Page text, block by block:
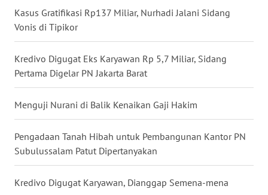
Kasus Gratifikasi Rp137 Miliar, Nurhadi Jalani Sidang
Vonis di Tipikor
Kredivo Digugat Eks Karyawan Rp 5,7 Miliar, Sidang
Pertama Digelar PN Jakarta Barat
Menguji Nurani di Balik Kenaikan Gaji Hakim
Pengadaan Tanah Hibah untuk Pembangunan Kantor PN
Subulussalam Patut Dipertanyakan
Kredivo Digugat Karyawan, Dianggap Semena-mena
WN
SULSEL
WN
GORONTALO
SULUT
MALUKU
WN